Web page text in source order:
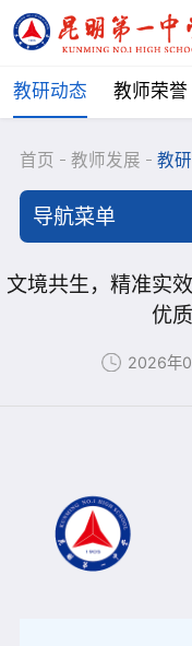
教研动态 教师荣誉
首页 教师发展 教
导航菜单
首页
新闻资讯
教研动态
教师荣誉
文境共生，精准实
优
2026年